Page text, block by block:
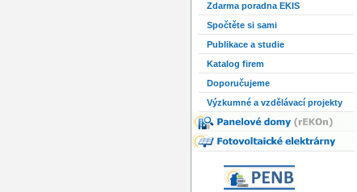
Zdarma poradna EKIS
Spočtěte si sami
Publikace a studie
Katalog firem
Doporučujeme
Výzkumné a vzdělávací projekty